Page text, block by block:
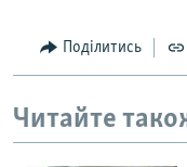
Поділитись
Читайте